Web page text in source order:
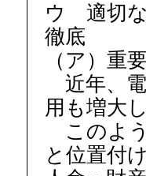
ウ 適切な
徹底
（ア）重
近年、
用も増大
このよ
と位置付